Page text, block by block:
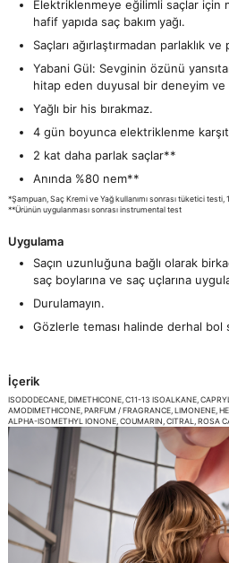
Elektriklenmeye eğilimli saçlar için
hafif yapıda saç bakım yağı.
Saçları ağırlaştırmadan parlaklık
Yabani Gül: Sevginin özünü
hitap eden duyusal bir deneyim ve
Yağlı bir his bırakmaz.
4 gün boyunca elektriklenme
2 kat daha parlak saçlar**
Anında %80 nem**
*Şampuan, Saç Kremi ve Yağ kullanımı sonrası tüketici testi,
**Ürünün uygulanması sonrası instrumental test
Uygulama
Saçın uzunluğuna bağlı olarak
saç boylarına ve saç uçlarına
Durulamayın.
Gözlerle teması halinde derhal bol
İçerik
ISODODECANE, DIMETHICONE, C11-13 ISOALKANE,
AMODIMETHICONE, PARFUM / FRAGRANCE, LIMONENE,
ALPHA-ISOMETHYL IONONE, COUMARIN, CITRAL, ROSA